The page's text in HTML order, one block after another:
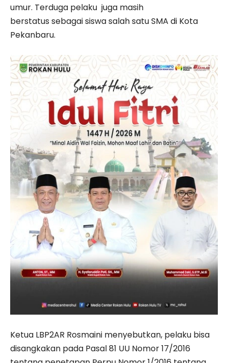
umur. Terduga pelaku juga masih
berstatus sebagai siswa salah satu SMA di Kota
Pekanbaru.
Ketua LBP2AR Rosmaini me­nyebutkan, pelaku bisa
disangkakan pada Pasal 81 UU Nomor 17/2016